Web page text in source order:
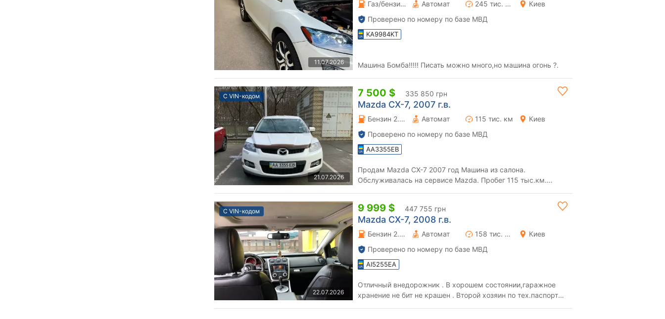
11.07.2026
Газ/бензин 2.3 л. Автомат 245 тис. км
Киев
Проверено по номеру по базе МВД
KA9984KT
Машина Бомба!!!!! Писать можно много,но машина огонь ?.
С VIN-кодом
21.07.2026
7 500 $ 335 850 грн
Mazda CX-7, 2007 г.в.
Бензин 2.3 л. Автомат 115 тис. км
Киев
Проверено по номеру по базе МВД
AA3355EB
Продам Mazda CX-7 2007 год Машина из салона.
Обслуживалась на сервисе Mazda. Пробег 115 тыс.км.
С VIN-кодом
22.07.2026
9 999 $ 447 755 грн
Mazda CX-7, 2008 г.в.
Бензин 2.3 л. Автомат 158 тис. км
Киев
Проверено по номеру по базе МВД
AI5255EA
Отличный внедорожник . В хорошем состоянии,гаражное
хранение не бит не крашен . Второй хозяин по тех.паспорту